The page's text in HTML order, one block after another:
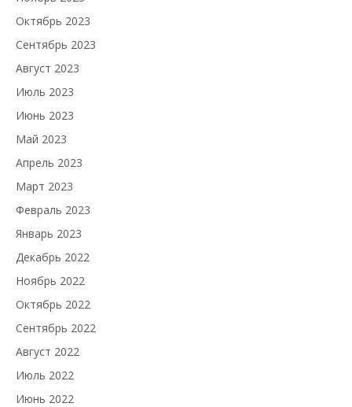
Октябрь 2023
Сентябрь 2023
Август 2023
Июль 2023
Июнь 2023
Май 2023
Апрель 2023
Март 2023
Февраль 2023
Январь 2023
Декабрь 2022
Ноябрь 2022
Октябрь 2022
Сентябрь 2022
Август 2022
Июль 2022
Июнь 2022